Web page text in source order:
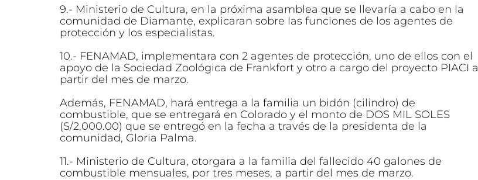
9.- Ministerio de Cultura, en la próxima asamblea que se llevaría a cabo en la
comunidad de Diamante, explicaran sobre las funciones de los agentes de
protección y los especialistas.
10.- FENAMAD, implementara con 2 agentes de protección, uno de ellos con el
apoyo de la Sociedad Zoológica de Frankfort y otro a cargo del proyecto PIACI a
partir del mes de marzo.
Además, FENAMAD, hará entrega a la familia un bidón (cilindro) de
combustible, que se entregará en Colorado y el monto de DOS MIL SOLES
(S/2,000.00) que se entregó en la fecha a través de la presidenta de la
comunidad, Gloria Palma.
11.- Ministerio de Cultura, otorgara a la familia del fallecido 40 galones de
combustible mensuales, por tres meses, a partir del mes de marzo.